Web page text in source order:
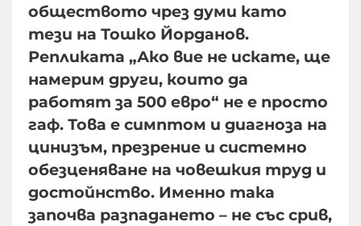
обществото чрез думи като
тези на Тошко Йорданов.
Репликата „Ако вие не искате, ще
намерим други, които да
работят за 500 евро“ не е просто
гаф. Това е симптом и диагноза на
цинизъм, презрение и системно
обезценяване на човешкия труд и
достойнство. Именно така
започва разпадането – не със срив,